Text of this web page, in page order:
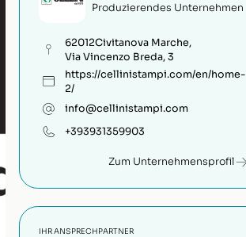
Produzierendes Unternehmen
62012Civitanova Marche,
Via Vincenzo Breda, 3
https://cellinistampi.com/en/home-
2/
info@cellinistampi.com
+393931359903
Zum Unternehmensprofil
IHR ANSPRECHPARTNER